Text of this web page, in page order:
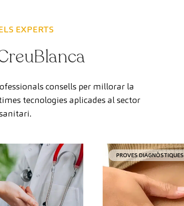
EXPERTS
consells per millorar la
tecnologies aplicades al sector
PROVES DIAGNÒSTIQUES